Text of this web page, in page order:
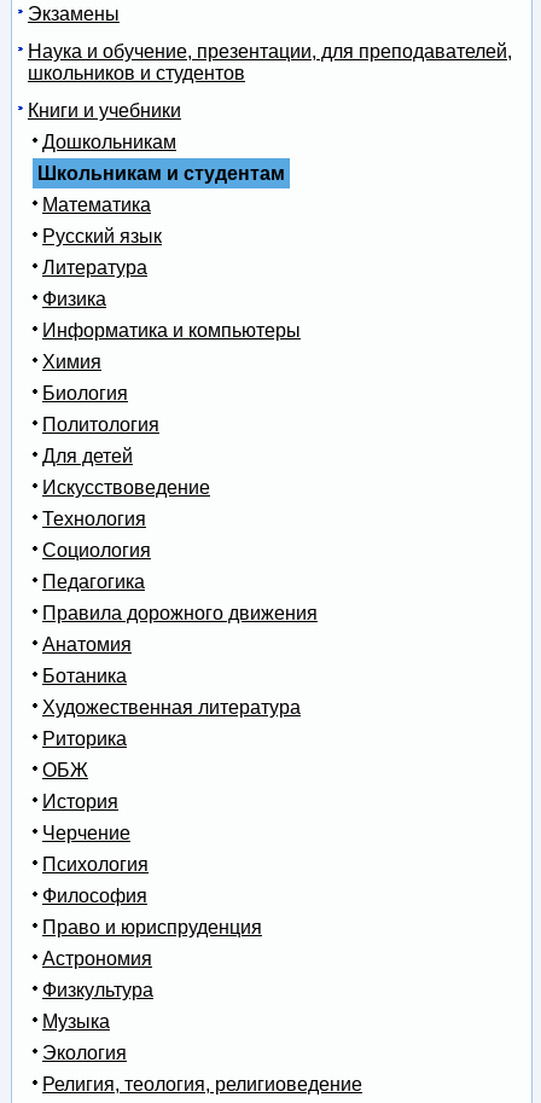
Экзамены
Наука и обучение, презентации, для преподавателей,
школьников и студентов
Книги и учебники
Дошкольникам
Школьникам и студентам
Математика
Русский язык
Литература
Физика
Информатика и компьютеры
Химия
Биология
Политология
Для детей
Искусствоведение
Технология
Социология
Педагогика
Правила дорожного движения
Анатомия
Ботаника
Художественная литература
Риторика
ОБЖ
История
Черчение
Психология
Философия
Право и юриспруденция
Астрономия
Физкультура
Музыка
Экология
Религия, теология, религиоведение